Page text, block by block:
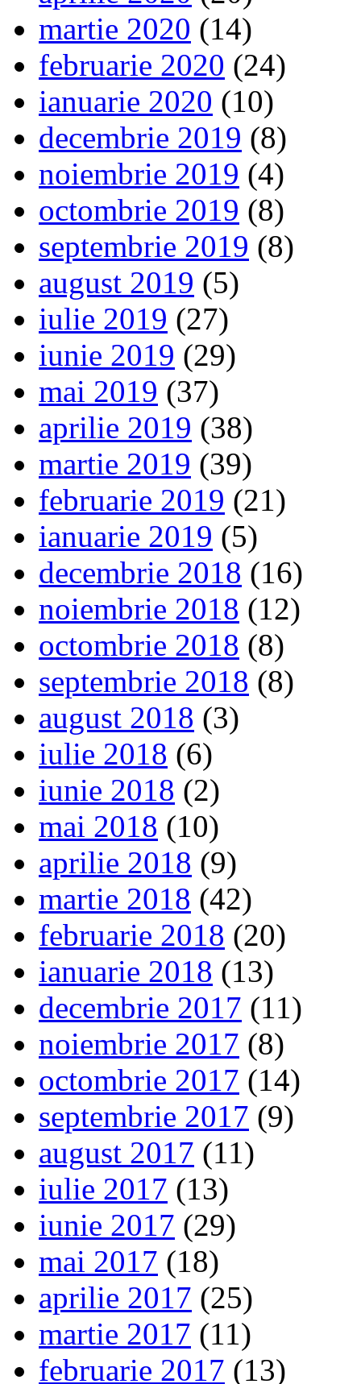
martie 2020 (14)
februarie 2020 (24)
ianuarie 2020 (10)
decembrie 2019 (8)
noiembrie 2019 (4)
octombrie 2019 (8)
septembrie 2019 (8)
august 2019 (5)
iulie 2019 (27)
iunie 2019 (29)
mai 2019 (37)
aprilie 2019 (38)
martie 2019 (39)
februarie 2019 (21)
ianuarie 2019 (5)
decembrie 2018 (16)
noiembrie 2018 (12)
octombrie 2018 (8)
septembrie 2018 (8)
august 2018 (3)
iulie 2018 (6)
iunie 2018 (2)
mai 2018 (10)
aprilie 2018 (9)
martie 2018 (42)
februarie 2018 (20)
ianuarie 2018 (13)
decembrie 2017 (11)
noiembrie 2017 (8)
octombrie 2017 (14)
septembrie 2017 (9)
august 2017 (11)
iulie 2017 (13)
iunie 2017 (29)
mai 2017 (18)
aprilie 2017 (25)
martie 2017 (11)
februarie 2017 (13)